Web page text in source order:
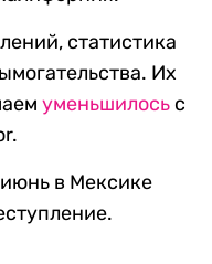
статистика
Их
уменьшилось с
в Мексике